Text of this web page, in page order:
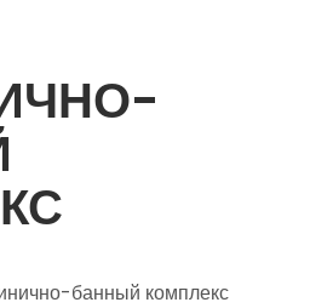
банный комплекс